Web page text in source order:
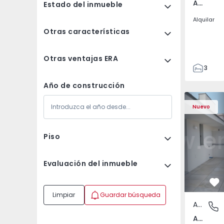
Estado del inmueble
Otras características
Otras ventajas ERA
Año de construcción
Piso
Evaluación del inmueble
Limpiar Guardar búsqueda
Av. Boavista, Porto
Alquilar
3
132
142
2
Nuevo
Apartamento T2
Av.
Apartamento
Av. Boavista, Porto